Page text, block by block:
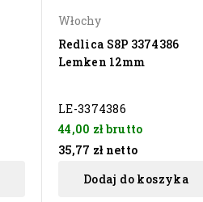
Włochy
Redlica S8P 3374386
Lemken 12mm
LE-3374386
44,00 złbrutto
35,77 zł netto
Dodaj do koszyka